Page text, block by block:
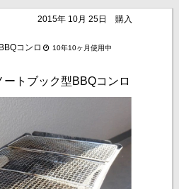
2015年 10月 25日
購入
コンロ 10年10ヶ月使用中
トブック型BBQコンロ